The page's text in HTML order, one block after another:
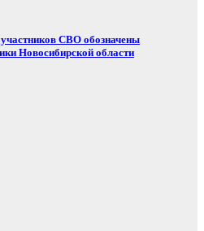
СВО обозначены
Новосибирской области